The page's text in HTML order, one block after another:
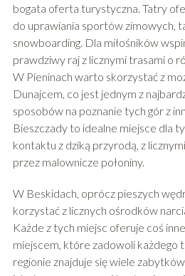
bogata oferta turystyczna. Tatry
do uprawiania sportów zimowych,
snowboarding. Dla miłośników
prawdziwy raj z licznymi trasami o
W Pieninach warto skorzystać z
Dunajcem, co jest jednym z
sposobów na poznanie tych gór z
Bieszczady to idealne miejsce dla
kontaktu z dziką przyrodą, z
przez malownicze połoniny.
W Beskidach, oprócz pieszych
korzystać z licznych ośrodków
Każde z tych miejsc oferuje coś
miejscem, które zadowoli każdego
regionie znajduje się wiele